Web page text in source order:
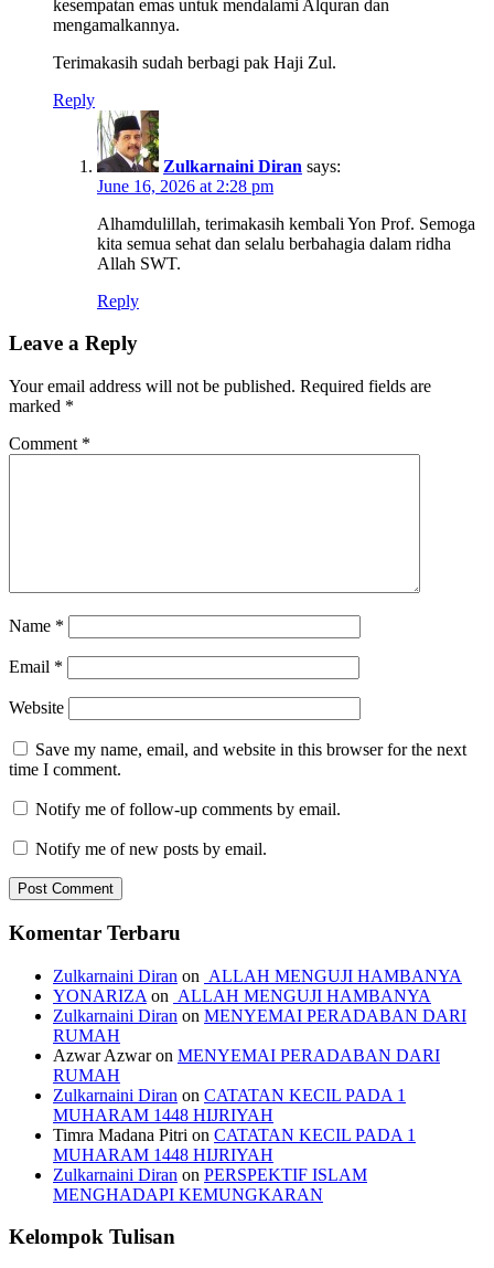
kesempatan emas untuk mendalami Alquran dan
mengamalkannya.
Terimakasih sudah berbagi pak Haji Zul.
Reply
Zulkarnaini Diran says:
June 16, 2026 at 2:28 pm
Alhamdulillah, terimakasih kembali Yon Prof. Semoga
kita semua sehat dan selalu berbahagia dalam ridha
Allah SWT.
Reply
Leave a Reply
Your email address will not be published. Required fields are
marked *
Comment *
Name *
Email *
Website
Save my name, email, and website in this browser for the next
time I comment.
Notify me of follow-up comments by email.
Notify me of new posts by email.
Komentar Terbaru
Zulkarnaini Diran on ALLAH MENGUJI HAMBANYA
YONARIZA on ALLAH MENGUJI HAMBANYA
Zulkarnaini Diran on MENYEMAI PERADABAN DARI
RUMAH
Azwar Azwaron MENYEMAI PERADABAN DARI
RUMAH
Zulkarnaini Diran on CATATAN KECIL PADA 1
MUHARAM 1448 HIJRIYAH
Timra Madana Pitri on CATATAN KECIL PADA 1
MUHARAM 1448 HIJRIYAH
Zulkarnaini Diran on PERSPEKTIF ISLAM
MENGHADAPI KEMUNGKARAN
Kelompok Tulisan